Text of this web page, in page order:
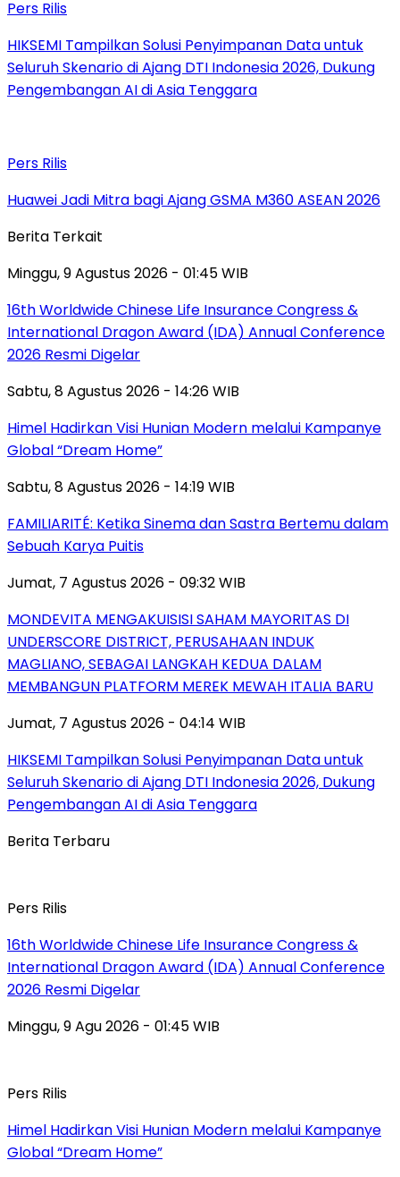
Pers Rilis
HIKSEMI Tampilkan Solusi Penyimpanan Data untuk
Seluruh Skenario di Ajang DTI Indonesia 2026, Dukung
Pengembangan AI di Asia Tenggara
Pers Rilis
Huawei Jadi Mitra bagi Ajang GSMA M360 ASEAN 2026
Berita Terkait
Minggu, 9 Agustus 2026 - 01:45 WIB
16th Worldwide Chinese Life Insurance Congress &
International Dragon Award (IDA) Annual Conference
2026 Resmi Digelar
Sabtu, 8 Agustus 2026 - 14:26 WIB
Himel Hadirkan Visi Hunian Modern melalui Kampanye
Global “Dream Home”
Sabtu, 8 Agustus 2026 - 14:19 WIB
FAMILIARITÉ: Ketika Sinema dan Sastra Bertemu dalam
Sebuah Karya Puitis
Jumat, 7 Agustus 2026 - 09:32 WIB
MONDEVITA MENGAKUISISI SAHAM MAYORITAS DI
UNDERSCORE DISTRICT, PERUSAHAAN INDUK
MAGLIANO, SEBAGAI LANGKAH KEDUA DALAM
MEMBANGUN PLATFORM MEREK MEWAH ITALIA BARU
Jumat, 7 Agustus 2026 - 04:14 WIB
HIKSEMI Tampilkan Solusi Penyimpanan Data untuk
Seluruh Skenario di Ajang DTI Indonesia 2026, Dukung
Pengembangan AI di Asia Tenggara
Berita Terbaru
Pers Rilis
16th Worldwide Chinese Life Insurance Congress &
International Dragon Award (IDA) Annual Conference
2026 Resmi Digelar
Minggu, 9 Agu 2026 - 01:45 WIB
Pers Rilis
Himel Hadirkan Visi Hunian Modern melalui Kampanye
Global “Dream Home”